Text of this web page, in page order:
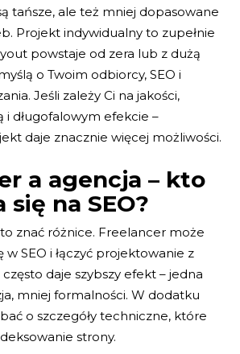
tańsze, ale też mniej dopasowane
Projekt indywidualny to zupełnie
powstaje od zera lub z dużą
o Twoim odbiorcy, SEO i
Jeśli zależy Ci na jakości,
i długofalowym efekcie –
daje znacznie więcej możliwości.
a agencja – kto
się na SEO?
znać różnice. Freelancer może
w SEO i łączyć projektowanie z
daje szybszy efekt – jedna
mniej formalności. W dodatku
o szczegóły techniczne, które
strony.